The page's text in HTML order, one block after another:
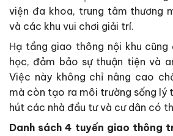
viện đa khoa, trung tâm thương
và các khu vui chơi giải trí.
Hạ tầng giao thông nội khu
học, đảm bảo sự thuận tiện và
Việc này không chỉ nâng cao
mà còn tạo ra môi trường sống lý
hút các nhà đầu tư và cư dân có
Danh sách 4 tuyến giao thông